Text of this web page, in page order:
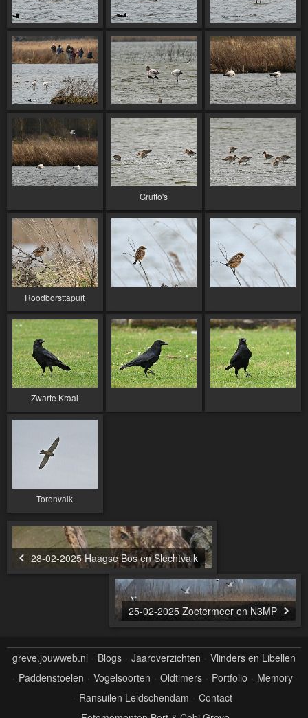
Grutto's
Roodborsttapuit
Zwarte Kraai
Torenvalk
28-02-2025 Haagse Bos en Slechtvalk
25-02-2025 Zoetermeer en N3MP
greve.jouwweb.nl Blogs Jaaroverzichten
Vlinders en Libellen
Paddenstoelen
Vogelsoorten Oldtimers Portfolio
Memory
Ransuilen Leidschendam
Contact